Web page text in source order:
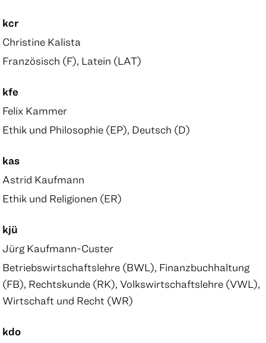
kcr
Christine Kalista
Französisch (F), Latein (LAT)
kfe
Felix Kammer
Ethik und Philosophie (EP), Deutsch (D)
kas
Astrid Kaufmann
Ethik und Religionen (ER)
kjü
Jürg Kaufmann-Custer
Betriebswirtschaftslehre (BWL), Finanzbuchhaltung
(FB), Rechtskunde (RK), Volkswirtschaftslehre (VWL),
Wirtschaft und Recht (WR)
kdo